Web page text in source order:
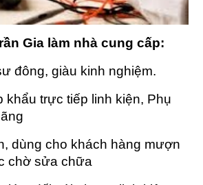
Gia làm nhà cung cấp:
đông, giàu kinh nghiệm.
khẩu trực tiếp linh kiện, Phụ
dùng cho khách hàng mượn
chờ sửa chữa